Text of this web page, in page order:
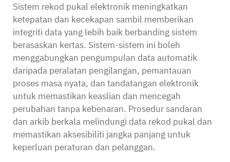
Sistem rekod pukal elektronik meningkatkan
ketepatan dan kecekapan sambil memberikan
integriti data yang lebih baik berbanding sistem
berasaskan kertas. Sistem-sistem ini boleh
menggabungkan pengumpulan data automatik
daripada peralatan pengilangan, pemantauan
proses masa nyata, dan tandatangan elektronik
untuk memastikan keaslian dan mencegah
perubahan tanpa kebenaran. Prosedur sandaran
dan arkib berkala melindungi data rekod pukal dan
memastikan aksesibiliti jangka panjang untuk
keperluan peraturan dan pelanggan.